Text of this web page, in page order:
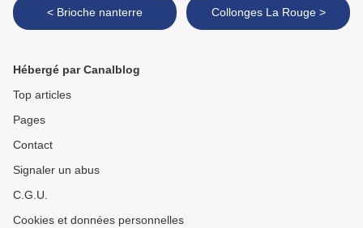
< Brioche nanterre Collonges La Rouge >
Hébergé par Canalblog
Top articles
Pages
Contact
Signaler un abus
C.G.U.
Cookies et données personnelles